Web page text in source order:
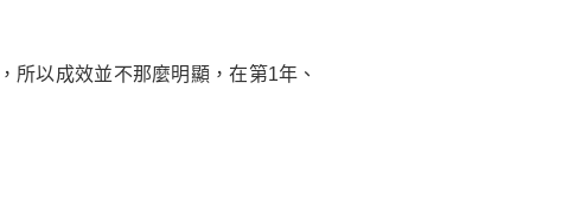
以成效並不那麼明顯，在第1年、